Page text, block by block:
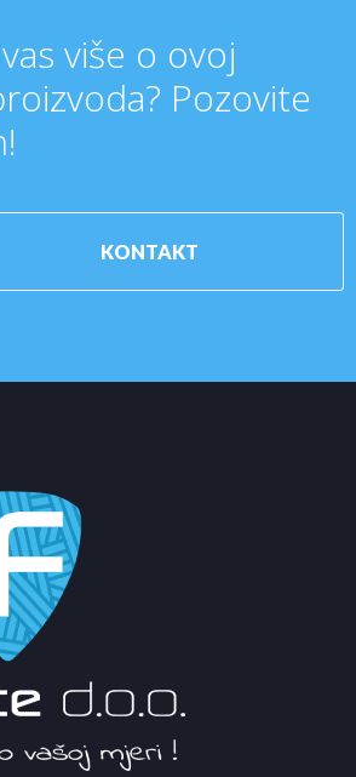
više o ovoj
Pozovite
KONTAKT